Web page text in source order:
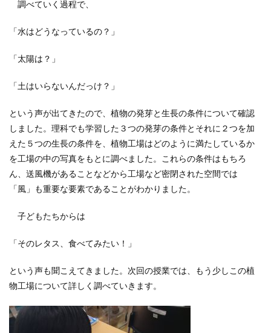
調べていく過程で、
「水はどうなっているの？」
「太陽は？」
「土はいらないんだっけ？」
という声が出てきたので、植物の発芽と生長の条件について確認
しました。理科でも学習した３つの発芽の条件とそれに２つを加
えた５つの生長の条件を、植物工場はどのように満たしているか
を工場の中の写真をもとに調べました。これらの条件はもちろ
ん、送風機があることなどから工場など密閉された空間では
「風」も重要な要素であることがわかりました。
子どもたちからは
「そのレタス、食べてみたい！」
という声も聞こえてきました。次回の授業では、もう少しこの植
物工場について詳しく調べていきます。